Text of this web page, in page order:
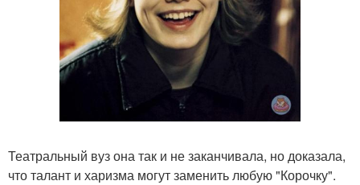
Театральный вуз она так и не заканчивала, но доказала,
что талант и харизма могут заменить любую "Корочку".